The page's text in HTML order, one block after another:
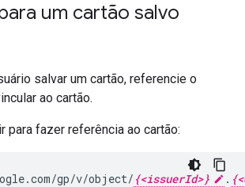
um cartão salvo
salvar um cartão, referencie o
ao cartão.
para fazer referência ao cartão:
gp/v/object/ {<issuerId>} .